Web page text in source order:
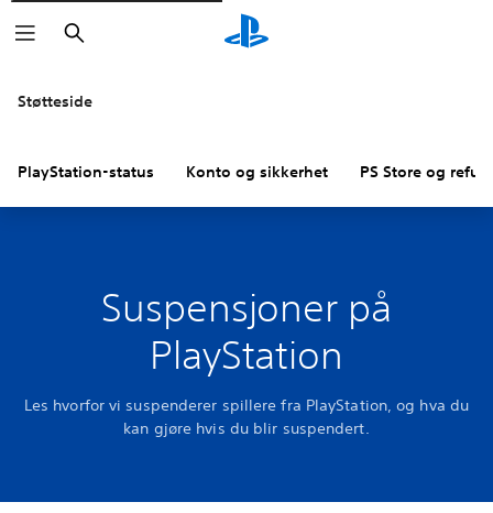
Søk
Støtteside
PlayStation-status Konto og sikkerhet PS Store og
Suspensjoner på
PlayStation
Les hvorfor vi suspenderer spillere fra PlayStation, og hva du
kan gjøre hvis du blir suspendert.